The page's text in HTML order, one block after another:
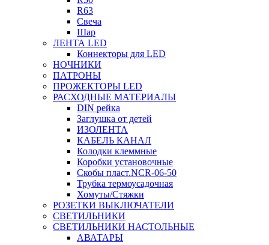
R63
Свеча
Шар
ЛЕНТА LED
Коннекторы для LED
НОЧНИКИ
ПАТРОНЫ
ПРОЖЕКТОРЫ LED
РАСХОДНЫЕ МАТЕРИАЛЫ
DIN рейка
Заглушка от детей
ИЗОЛЕНТА
КАБЕЛЬ КАНАЛ
Колодки клеммные
Коробки установочные
Скобы пласт.NCR-06-50
Трубка термоусадочная
Хомуты/Стяжки
РОЗЕТКИ ВЫКЛЮЧАТЕЛИ
СВЕТИЛЬНИКИ
СВЕТИЛЬНИКИ НАСТОЛЬНЫЕ
АВАТАРЫ